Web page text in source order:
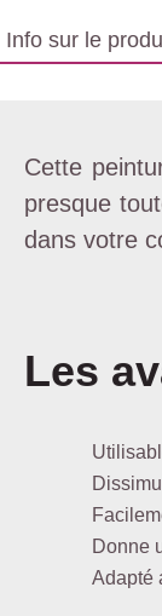
Info sur le
Cette
presque
dans votre
Les
Donne
Adapté